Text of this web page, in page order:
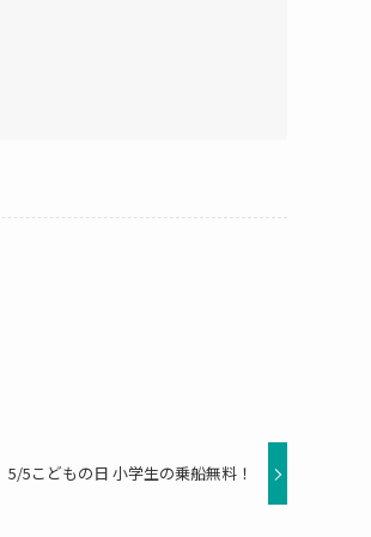
5/5こどもの日 小学生の乗船無料！